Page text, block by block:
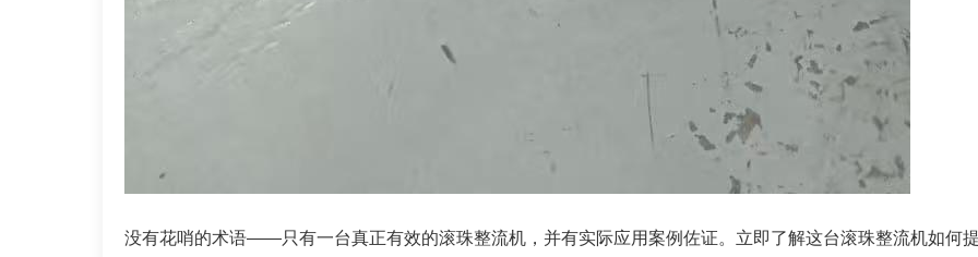
没有花哨的术语——只有一台真正有效的滚珠整流机，并有实际应用案例佐证。立即了解这台滚珠整流机如何